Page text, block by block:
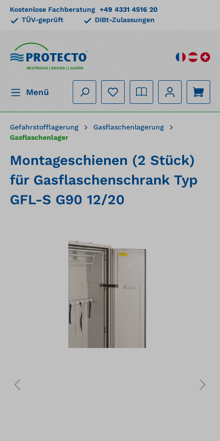
springen
Kostenlose Fachberatung +49 4331 4516 20
TÜV-geprüft
DIBt-Zulassungen
BESTÄNDIG | SICHER | LAGERN
Menü
Gefahrstofflagerung
Gasflaschenlagerung
Gasflaschenlager
Montageschienen (2 Stück)
für Gasflaschenschrank Typ
GFL-S G90 12/20
Bildergalerie überspringen